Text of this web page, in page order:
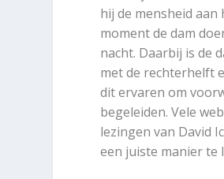
hij de mensheid
moment de dam
nacht. Daarbij is de
met de rechterhelft
dit ervaren om
begeleiden. Vele
lezingen van David
een juiste manier te